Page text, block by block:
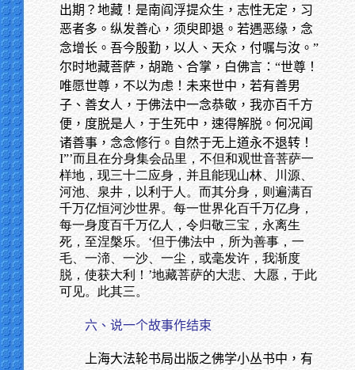
出期？地藏！是南阎浮提众生，志性无定，习
恶者多。纵发善心，须臾即退。若遇恶缘，念
念增长。吾今殷勤，以人、天众，付嘱与汝。”
尔时地藏菩萨，胡跪、合掌，白佛言：“世尊！
唯愿世尊，不以为虑！未来世中，若有善男
子、善女人，于佛法中一念恭敬，我亦百千方
便，度脱是人，于生死中，速得解脱。何况闻
诸善事，念念修行。自然于无上道永不退转！
I”’而且在分身集会品里，不但和观世音菩萨一
样地，现三十二应身，并且能现山林、川源、
河池、泉井，以利于人。而其分身，则遍满百
千万亿恒河沙世界。每一世界化百千万亿身，
每一身度百千万亿人，令归敬三宝，永离生
死，至涅槃乐。‘但于佛法中，所为善事，一
毛、一渧、一沙、一尘，或毫发许，我渐度
脱，使获大利！’地藏菩萨的大悲、大愿，于此
可见。此其三。
六、说一个故事作结束
上海大法轮书局出版之佛学小丛书中，有